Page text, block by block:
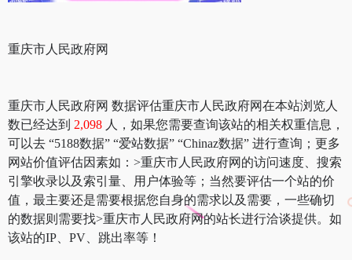
重庆市人民政府网
重庆市人民政府网 数据评估重庆市人民政府网在本站浏览人
数已经达到 2,098 人，如果您需要查询该站的相关权重信息，
可以去 “5188数据” “爱站数据” “Chinaz数据” 进行查询；更多
网站价值评估因素如：>重庆市人民政府网的访问速度、搜索
引擎收录以及索引量、用户体验等；当然要评估一个站的价
值，最主要还是需要根据您自身的需求以及需要，一些确切
的数据则需要找>重庆市人民政府网的站长进行洽谈提供。如
该站的IP、PV、跳出率等！